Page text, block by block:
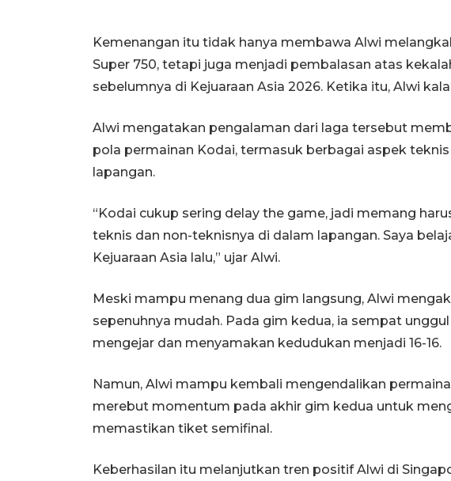
Kemenangan itu tidak hanya membawa Alwi
Super 750, tetapi juga menjadi pembalasan atas
sebelumnya di Kejuaraan Asia 2026. Ketika itu, Alwi
Alwi mengatakan pengalaman dari laga tersebut
pola permainan Kodai, termasuk berbagai aspek
lapangan.
“Kodai cukup sering delay the game, jadi memang
teknis dan non-teknisnya di dalam lapangan. Saya
Kejuaraan Asia lalu,” ujar Alwi.
Meski mampu menang dua gim langsung, Alwi
sepenuhnya mudah. Pada gim kedua, ia sempat
mengejar dan menyamakan kedudukan menjadi 16-16.
Namun, Alwi mampu kembali mengendalikan
merebut momentum pada akhir gim kedua untuk
memastikan tiket semifinal.
Keberhasilan itu melanjutkan tren positif Alwi di